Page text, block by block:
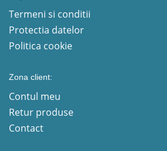
Termeni si conditii
Protectia datelor
Politica cookie
Zona client:
Contul meu
Retur produse
Contact